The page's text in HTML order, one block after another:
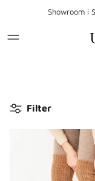
Gå till innehålletShowroom i
Filter